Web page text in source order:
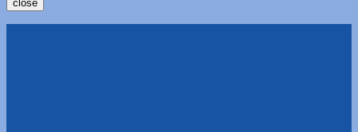
close